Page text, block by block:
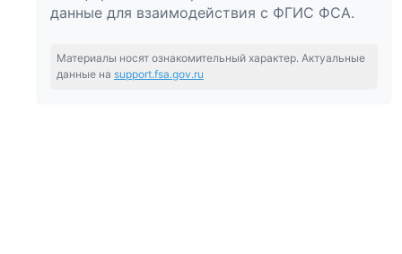
данные для взаимодействия с ФГИС ФСА.
Материалы носят ознакомительный характер. Актуальные
данные на support.fsa.gov.ru